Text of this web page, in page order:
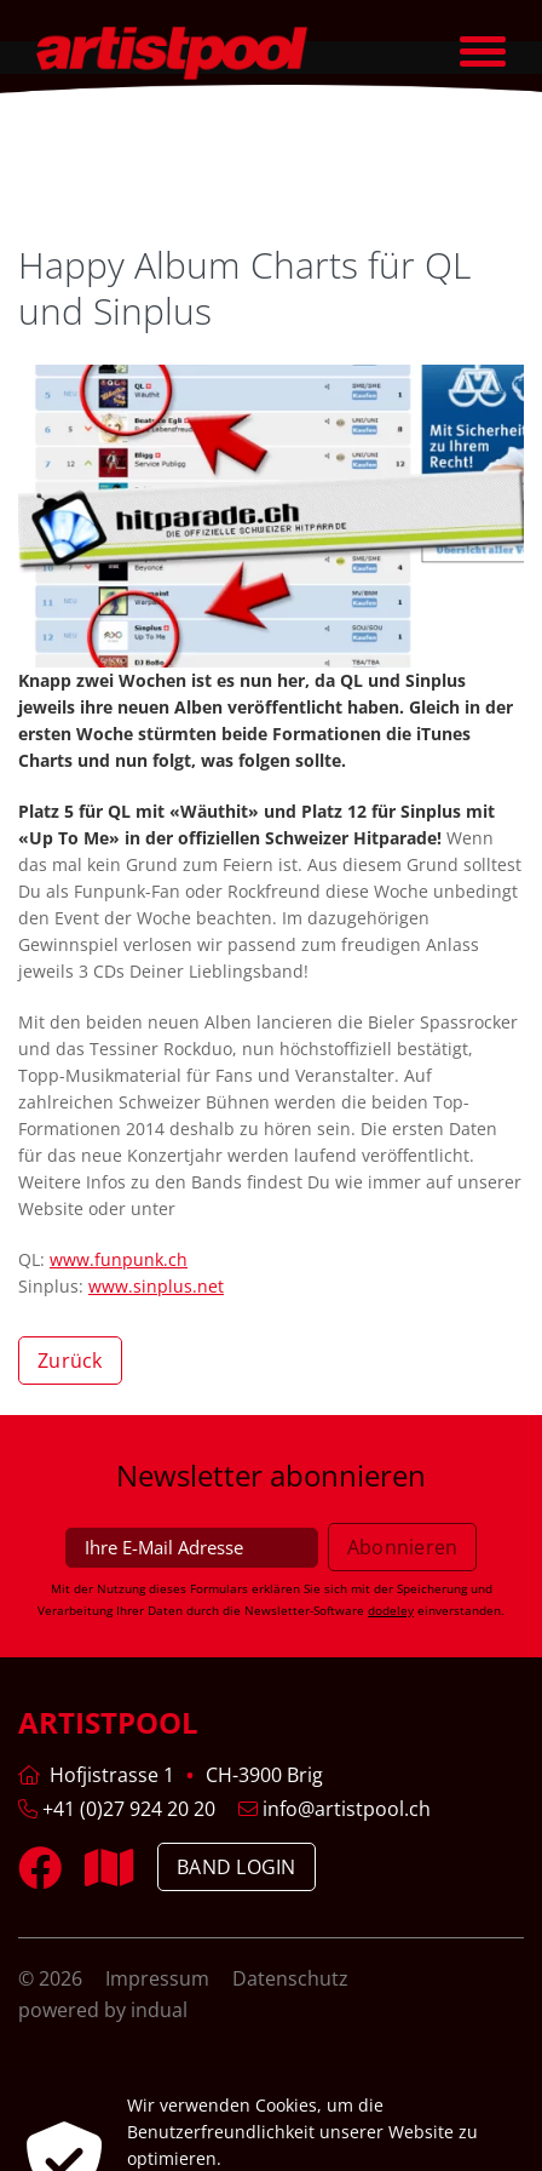
Happy Album Charts für QL
und Sinplus
Knapp zwei Wochen ist es nun her, da QL und Sinplus
jeweils ihre neuen Alben veröffentlicht haben. Gleich in der
ersten Woche stürmten beide Formationen die iTunes
Charts und nun folgt, was folgen sollte.
Platz 5 für QL mit «Wäuthit» und Platz 12 für Sinplus mit
«Up To Me» in der offiziellen Schweizer Hitparade! Wenn
das mal kein Grund zum Feiern ist. Aus diesem Grund solltest
Du als Funpunk-Fan oder Rockfreund diese Woche unbedingt
den Event der Woche beachten. Im dazugehörigen
Gewinnspiel verlosen wir passend zum freudigen Anlass
jeweils 3 CDs Deiner Lieblingsband!
Mit den beiden neuen Alben lancieren die Bieler Spassrocker
und das Tessiner Rockduo, nun höchstoffiziell bestätigt,
Topp-Musikmaterial für Fans und Veranstalter. Auf
zahlreichen Schweizer Bühnen werden die beiden Top-
Formationen 2014 deshalb zu hören sein. Die ersten Daten
für das neue Konzertjahr werden laufend veröffentlicht.
Weitere Infos zu den Bands findest Du wie immer auf unserer
Website oder unter
QL: www.funpunk.ch
Sinplus: www.sinplus.net
Zurück
Newsletter abonnieren
Mit der Nutzung dieses Formulars erklären Sie sich mit der Speicherung und
Verarbeitung Ihrer Daten durch die Newsletter-Software dodeley einverstanden.
ARTISTPOOL
Hofjistrasse 1
CH-3900 Brig
+41 (0)27 924 20 20
info@artistpool.ch
BAND LOGIN
© 2026 Impressum
Datenschutz
powered by indual
Wir verwenden Cookies, um die
Benutzerfreundlichkeit unserer Website zu
optimieren.